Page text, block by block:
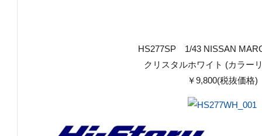
HS277SP 1/43 NISSAN
クリスタルホワイト (カラー
￥9,800(税抜価格)